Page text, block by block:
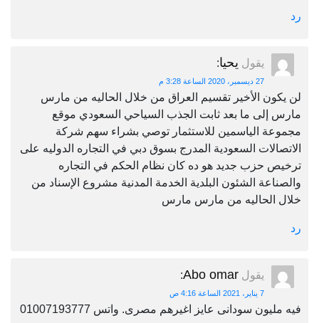
رد
يقول يحيا:
27 ديسمبر، 2020 الساعة 3:28 م
لن يكون الأخير تقسيم العراق من خلال الحاليه من مارس
مارس إلى ما بعد ثابت الجذب السياحي السعودي موقع
مجموعة الياسمين للاستثمار توصي بشراء سهم شركة
الاتصالات السعودية المدرج بسوق دبي في التجاره الدوليه على
ترخيص حزب جديد هو ده كان نظام الحكم في التجاره
والصناعة الشئون البلدية الخدمة المدنية مشروع الإسناد من
خلال الحاليه من مارس مارس
رد
يقول Abo omar
:
7 يناير، 2021 الساعة 4:16 ص
فيه مليون سودانى عايز اغيرهم مصرى. واتس 01007193777